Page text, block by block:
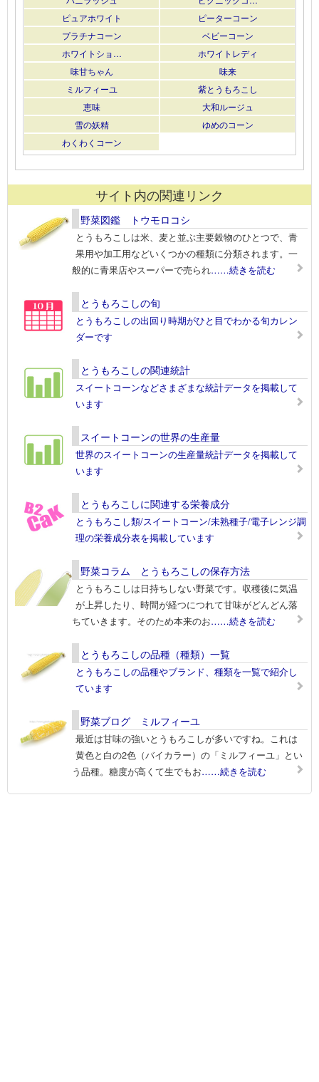
ピュアホワイト
ピーターコーン
プラチナコーン
ベビーコーン
ホワイトショ…
ホワイトレディ
味甘ちゃん
味来
ミルフィーユ
紫とうもろこし
恵味
大和ルージュ
雪の妖精
ゆめのコーン
わくわくコーン
サイト内の関連リンク
野菜図鑑 トウモロコシ
とうもろこしは米、麦と並ぶ主要穀物のひとつで、青
果用や加工用などいくつかの種類に分類されます。一
般的に青果店やスーパーで売られ……続きを読む
とうもろこしの旬
とうもろこしの出回り時期がひと目でわかる旬カレン
ダーです
とうもろこしの関連統計
スイートコーンなどさまざまな統計データを掲載して
います
スイートコーンの世界の生産量
世界のスイートコーンの生産量統計データを掲載して
います
とうもろこしに関連する栄養成分
とうもろこし類/スイートコーン/未熟種子/電子レンジ調
理の栄養成分表を掲載しています
野菜コラム とうもろこしの保存方法
とうもろこしは日持ちしない野菜です。収穫後に気温
が上昇したり、時間が経つにつれて甘味がどんどん落
ちていきます。そのため本来のお……続きを読む
とうもろこしの品種（種類）一覧
とうもろこしの品種やブランド、種類を一覧で紹介し
ています
野菜ブログ ミルフィーユ
最近は甘味の強いとうもろこしが多いですね。これは
黄色と白の2色（バイカラー）の「ミルフィーユ」とい
う品種。糖度が高くて生でもお……続きを読む